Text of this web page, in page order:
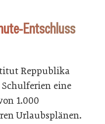
Entschluss
Reppublika
eine
1.000
Urlaubsplänen.